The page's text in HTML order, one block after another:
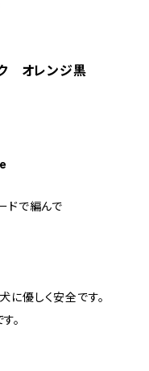
オレンジ黒
ドで編んで
に優しく安全です。
。